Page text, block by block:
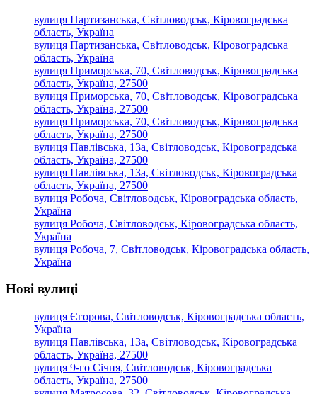
вулиця Партизанська, Світловодськ, Кіровоградська
область, Україна
вулиця Партизанська, Світловодськ, Кіровоградська
область, Україна
вулиця Приморська, 70, Світловодськ, Кіровоградська
область, Україна, 27500
вулиця Приморська, 70, Світловодськ, Кіровоградська
область, Україна, 27500
вулиця Приморська, 70, Світловодськ, Кіровоградська
область, Україна, 27500
вулиця Павлівська, 13а, Світловодськ, Кіровоградська
область, Україна, 27500
вулиця Павлівська, 13а, Світловодськ, Кіровоградська
область, Україна, 27500
вулиця Робоча, Світловодськ, Кіровоградська область,
Україна
вулиця Робоча, Світловодськ, Кіровоградська область,
Україна
вулиця Робоча, 7, Світловодськ, Кіровоградська область,
Україна
Нові вулиці
вулиця Єгорова, Світловодськ, Кіровоградська область,
Україна
вулиця Павлівська, 13а, Світловодськ, Кіровоградська
область, Україна, 27500
вулиця 9-го Січня, Світловодськ, Кіровоградська
область, Україна, 27500